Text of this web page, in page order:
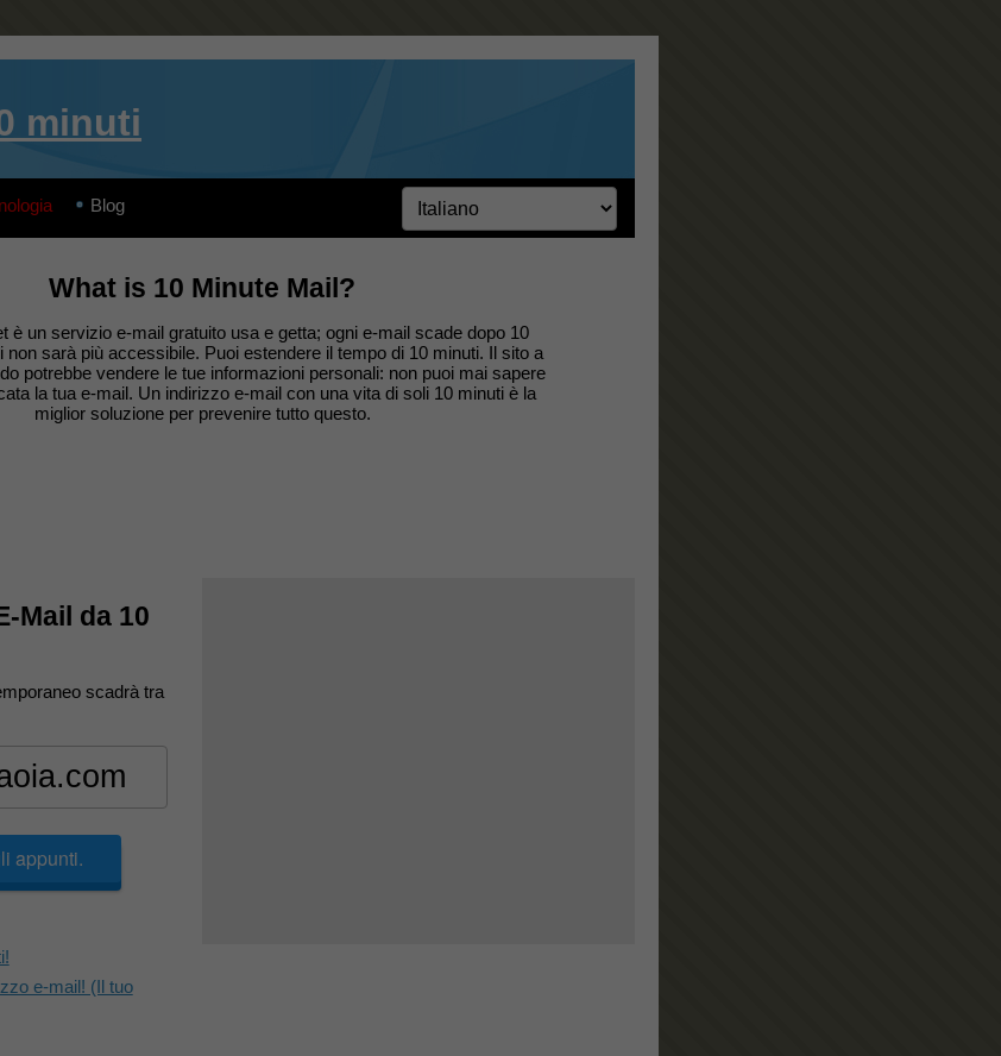
minuti
Blog
What is 10 Minute Mail?
è un servizio e-mail gratuito usa e getta; ogni e-mail scade dopo 10
non sarà più accessibile. Puoi estendere il tempo di 10 minuti. Il sito a
potrebbe vendere le tue informazioni personali: non puoi mai sapere
la tua e-mail. Un indirizzo e-mail con una vita di soli 10 minuti è la
miglior soluzione per prevenire tutto questo.
Mail da 10
scadrà tra
appunti.
e-mail! (Il tuo